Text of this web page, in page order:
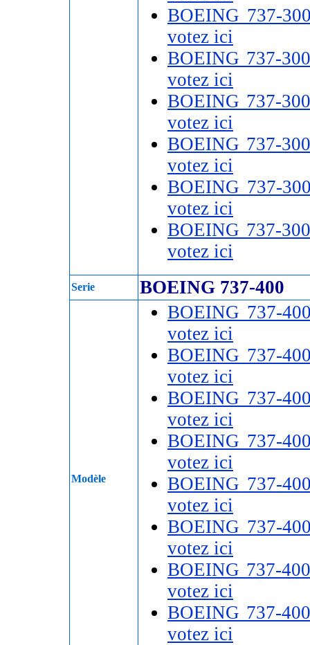
BOEING 737-
votez ici
BOEING 737-
votez ici
BOEING 737-
votez ici
BOEING 737-
votez ici
BOEING 737-
votez ici
BOEING 737-
votez ici
Serie BOEING 737-400
Modèle
BOEING 737-
votez ici
BOEING 737-
votez ici
BOEING 737-
votez ici
BOEING 737-
votez ici
BOEING 737-
votez ici
BOEING 737-
votez ici
BOEING 737-
votez ici
BOEING 737-
votez ici